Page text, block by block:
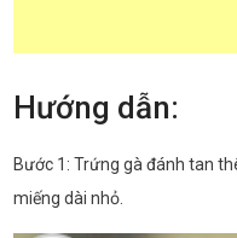
Hướng dẫn:
Bước 1: Trứng gà đánh tan
miếng dài nhỏ.